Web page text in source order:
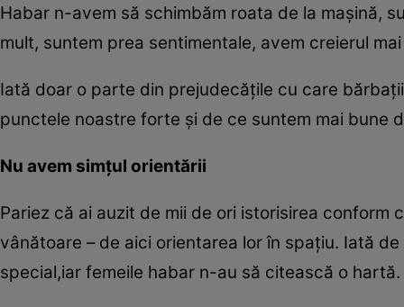
Habar n-avem să schimbăm roata de la maşină,
mult, suntem prea sentimentale, avem creierul
Iată doar o parte din prejudecăţile cu care
punctele noastre forte şi de ce suntem mai bune
Nu avem simţul orientării
Pariez că ai auzit de mii de ori istorisirea
vânătoare – de aici orientarea lor în spaţiu. Iată
special,iar femeile habar n-au să citească o hartă.